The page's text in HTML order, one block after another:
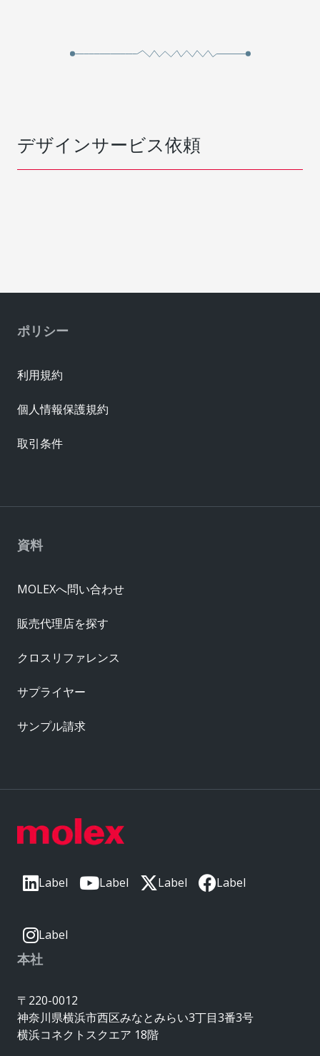
デザインサービス依頼
Label Label Label Label
Label
本社
〒220-0012
神奈川県横浜市西区みなとみらい3丁目3番3号
横浜コネクトスクエア 18階
資料
MOLEXへ問い合わせ
販売代理店を探す
クロスリファレンス
サプライヤー
サンプル請求
ポリシー
利用規約
個人情報保護規約
取引条件